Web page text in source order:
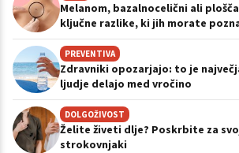
Melanom, bazalnocelični ali
ključne razlike, ki jih morate
PREVENTIVA
Zdravniki opozarjajo: to je
ljudje delajo med vročino
DOLGOŽIVOST
Želite živeti dlje? Poskrbite za
strokovnjaki